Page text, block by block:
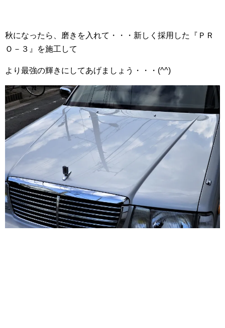
秋になったら、磨きを入れて・・・新しく採用した『ＰＲ
Ｏ－３』を施工して
より最強の輝きにしてあげましょう・・・(^^)